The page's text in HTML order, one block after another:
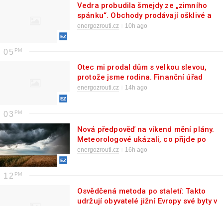
Vedra probudila šmejdy ze „zimního
spánku“. Obchody prodávají ošklivé a
nefunkční výrobky, které končí rovnou
energozrouti.cz 10h ago
05
Otec mi prodal dům s velkou slevou,
protože jsme rodina. Finanční úřad
požadoval doplacení kvůli rozdílu
energozrouti.cz 14h ago
03
Nová předpověď na víkend mění plány.
Meteorologové ukázali, co přijde po
bouřkách
energozrouti.cz 16h ago
12
Osvědčená metoda po staletí: Takto
udržují obyvatelé jižní Evropy své byty v